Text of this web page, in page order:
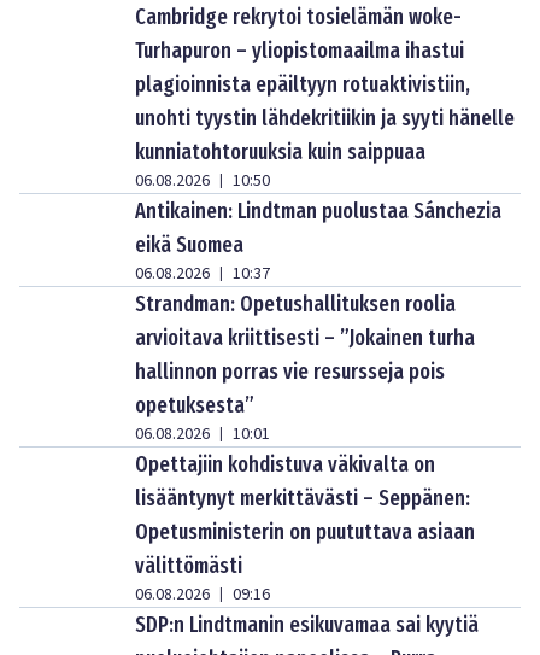
Cambridge rekrytoi tosielämän woke-
Turhapuron – yliopistomaailma ihastui
plagioinnista epäiltyyn rotuaktivistiin,
unohti tyystin lähdekritiikin ja syyti hänelle
kunniatohtoruuksia kuin saippuaa
06.08.2026 | 10:50
Antikainen: Lindtman puolustaa Sánchezia
eikä Suomea
06.08.2026 | 10:37
Strandman: Opetushallituksen roolia
arvioitava kriittisesti – ”Jokainen turha
hallinnon porras vie resursseja pois
opetuksesta”
06.08.2026 | 10:01
Opettajiin kohdistuva väkivalta on
lisääntynyt merkittävästi – Seppänen:
Opetusministerin on puututtava asiaan
välittömästi
06.08.2026 | 09:16
SDP:n Lindtmanin esikuvamaa sai kyytiä